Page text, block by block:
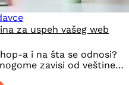
za uspeh vašeg web
a i na šta se odnosi?
zavisi od veštine…